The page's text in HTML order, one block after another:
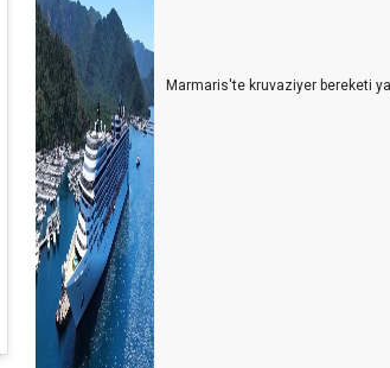
Fuarları özlemişiz
Personel turizm sektöründen kaçıyor
Turist ne yapsın?
Bu yıl oteller yabancı turiste kalacak gibi...
Turizm esnafı artan kurlara karşı çareyi buldu
Turizmcinin 2022 için en büyük korkusu
Turizm çalışanı sektörden kaçıyor
Turizmci yerli turiste ayrı fiyatlandırma yapmalı
Marmaris'te kruvaziyer bereketi